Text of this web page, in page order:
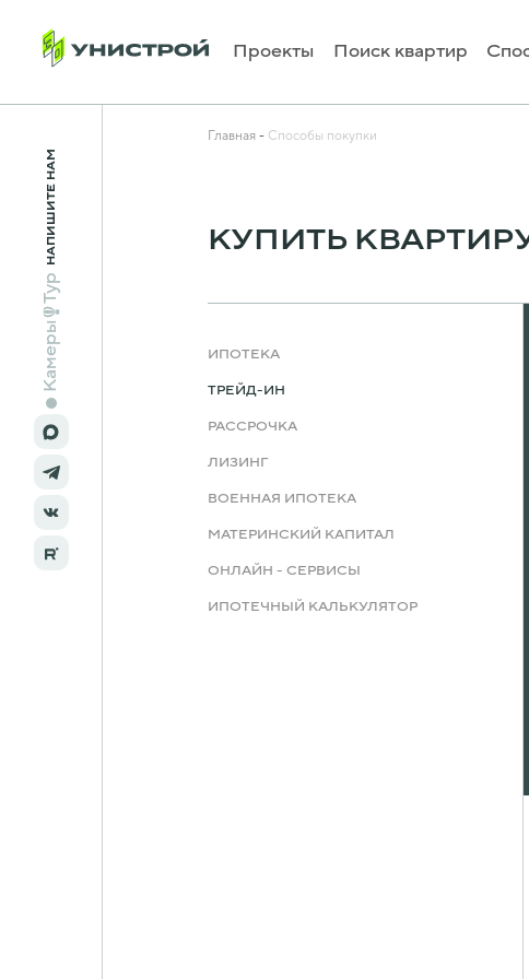
Проекты Поиск квартир
НАПИШИТЕ НАМ
Тур
Камеры
Главная Способы покупки
КУПИТЬ
ИПОТЕКА
ТРЕЙД-ИН
РАССРОЧКА
ЛИЗИНГ
ВОЕННАЯ ИПОТЕКА
МАТЕРИНСКИЙ КАПИТАЛ
ОНЛАЙН - СЕРВИСЫ
ИПОТЕЧНЫЙ КАЛЬКУЛЯТОР